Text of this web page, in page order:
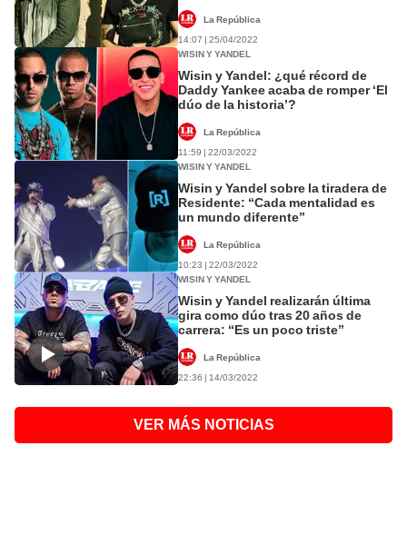
La República
14:07 | 25/04/2022
WISIN Y YANDEL
Wisin y Yandel: ¿qué récord de
Daddy Yankee acaba de romper ‘El
dúo de la historia’?
La República
11:59 | 22/03/2022
WISIN Y YANDEL
Wisin y Yandel sobre la tiradera de
Residente: “Cada mentalidad es
un mundo diferente”
La República
10:23 | 22/03/2022
WISIN Y YANDEL
Wisin y Yandel realizarán última
gira como dúo tras 20 años de
carrera: “Es un poco triste”
La República
22:36 | 14/03/2022
VER MÁS NOTICIAS